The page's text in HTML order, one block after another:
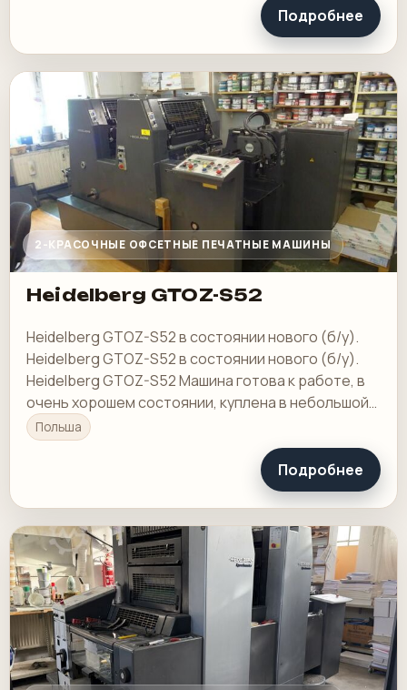
Подробнее
2-КРАСОЧНЫЕ ОФСЕТНЫЕ ПЕЧАТНЫЕ МАШИНЫ
Heidelberg GTOZ-S52
Heidelberg GTOZ-S52 в состоянии нового (б/у).
Heidelberg GTOZ-S52 в состоянии нового (б/у).
Heidelberg GTOZ-S52 Машина готова к работе, в
очень хорошем состоянии, куплена в небольшой
типографии.
Польша
Подробнее